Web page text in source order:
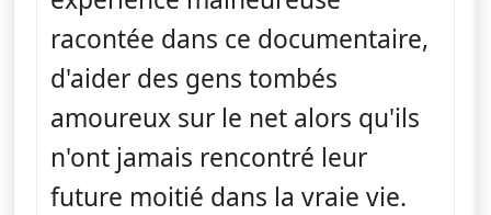
racontée dans ce documentaire,
d'aider des gens tombés
amoureux sur le net alors qu'ils
n'ont jamais rencontré leur
future moitié dans la vraie vie.